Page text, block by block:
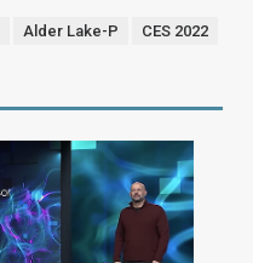
Alder Lake-P
CES 2022